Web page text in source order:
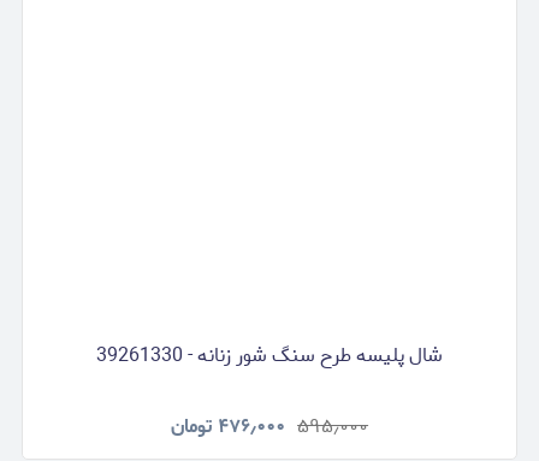
شال پلیسه طرح سنگ شور زنانه - 39261330
۵۹۵٫۰۰۰ ۴۷۶٫۰۰۰ تومان